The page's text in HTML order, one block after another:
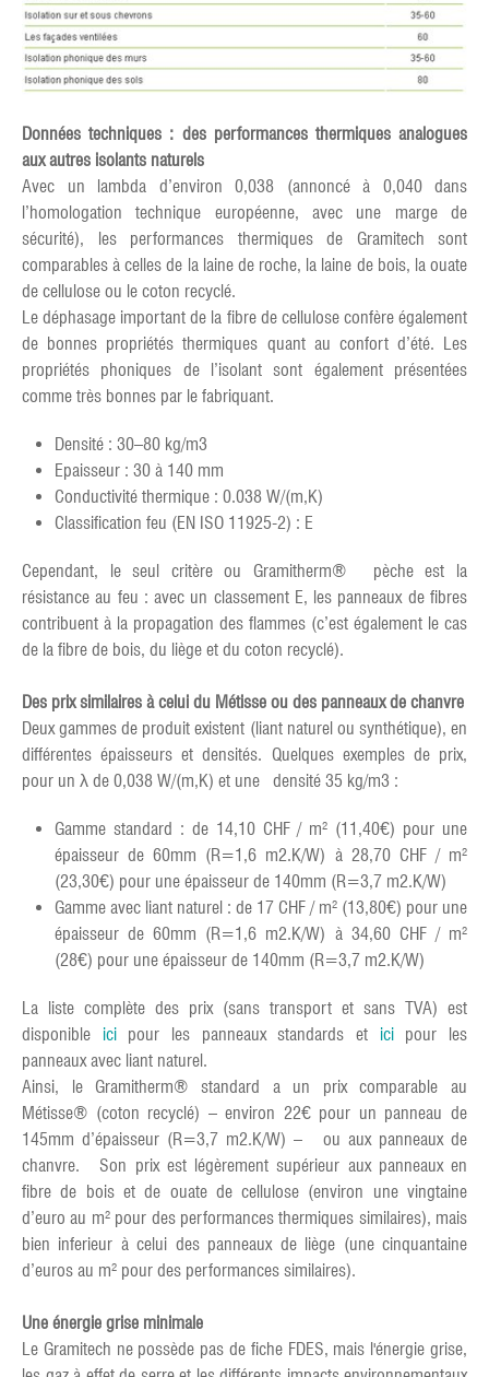
Données techniques : des performances thermiques analogues
aux autres isolants naturels
Avec un lambda d’environ 0,038 (annoncé à 0,040 dans
l’homologation technique européenne, avec une marge de
sécurité), les performances thermiques de Gramitech sont
comparables à celles de la laine de roche, la laine de bois, la ouate
de cellulose ou le coton recyclé.
Le déphasage important de la fibre de cellulose confère également
de bonnes propriétés thermiques quant au confort d’été. Les
propriétés phoniques de l’isolant sont également présentées
comme très bonnes par le fabriquant.
Densité : 30–80 kg/m3
Epaisseur : 30 à 140 mm
Conductivité thermique : 0.038 W/(m,K)
Classification feu (EN ISO 11925-2) : E
Cependant, le seul critère ou Gramitherm® pèche est la
résistance au feu : avec un classement E, les panneaux de fibres
contribuent à la propagation des flammes (c’est également le cas
de la fibre de bois, du liège et du coton recyclé).
Des prix similaires à celui du Métisse ou des panneaux de chanvre
Deux gammes de produit existent (liant naturel ou synthétique), en
différentes épaisseurs et densités. Quelques exemples de prix,
pour un λ de 0,038 W/(m,K) et une densité 35 kg/m3 :
Gamme standard : de 14,10 CHF / m² (11,40€) pour une
épaisseur de 60mm (R=1,6 m2.K/W) à 28,70 CHF / m²
(23,30€) pour une épaisseur de 140mm (R=3,7 m2.K/W)
Gamme avec liant naturel : de 17 CHF / m² (13,80€) pour une
épaisseur de 60mm (R=1,6 m2.K/W) à 34,60 CHF / m²
(28€) pour une épaisseur de 140mm (R=3,7 m2.K/W)
La liste complète des prix (sans transport et sans TVA) est
disponible ici pour les panneaux standards et icipour les
panneaux avec liant naturel.
Ainsi, le Gramitherm® standard a un prix comparable au
Métisse® (coton recyclé) – environ 22€ pour un panneau de
145mm d’épaisseur (R=3,7 m2.K/W) – ou aux panneaux de
chanvre. Son prix est légèrement supérieur aux panneaux en
fibre de bois et de ouate de cellulose (environ une vingtaine
d’euro au m² pour des performances thermiques similaires), mais
bien inferieur à celui des panneaux de liège (une cinquantaine
d’euros au m² pour des performances similaires).
Une énergie grise minimale
Le Gramitech ne possède pas de fiche FDES, mais l'énergie grise,